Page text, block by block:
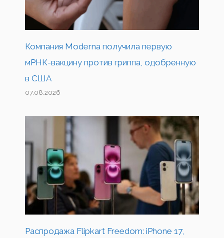
Компания Moderna получила первую
мРНК-вакцину против гриппа, одобренную
в США
07.08.2026
Распродажа Flipkart Freedom: iPhone 17,